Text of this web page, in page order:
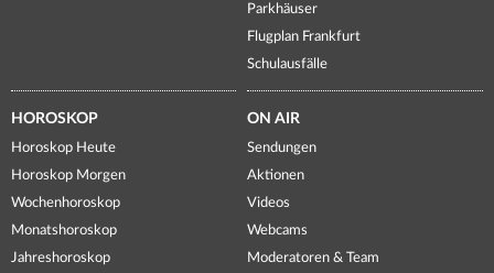
Parkhäuser
Flugplan Frankfurt
Schulausfälle
HOROSKOP
Horoskop Heute
Horoskop Morgen
Wochenhoroskop
Monatshoroskop
Jahreshoroskop
ON AIR
Sendungen
Aktionen
Videos
Webcams
Moderatoren & Team